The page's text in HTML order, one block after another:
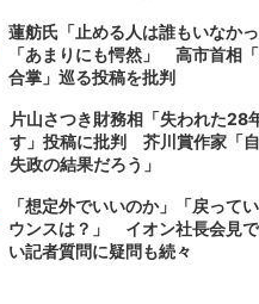
蓮舫氏「止める人は誰もいなかっ
「あまりにも愕然」 高市首相
合掌」巡る投稿を批判
片山さつき財務相「失われた28
す」投稿に批判 芥川賞作家「
失政の結果だろう」
「想定外でいいのか」「戻って
ウンスは？」 イオン社長会見で
い記者質問に疑問も続々